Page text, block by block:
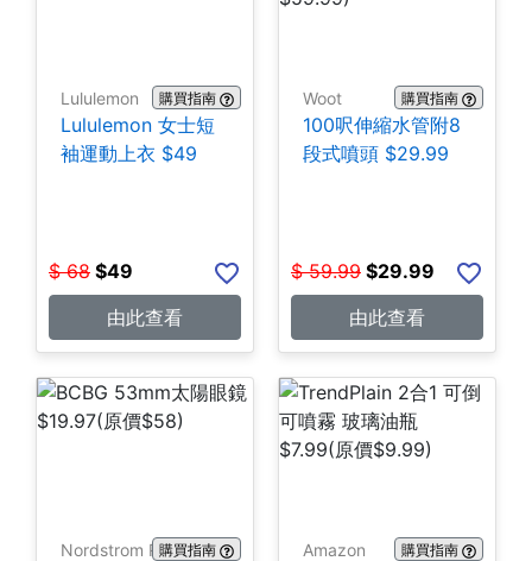
Lululemon 購買指南
Lululemon 女士短
袖運動上衣 $49
$ 68 $49
由此查看
Woot 購買指南
100呎伸縮水管附8
段式噴頭 $29.99
$ 59.99 $29.99
由此查看
Nordstrom Rack購買指南 Amazon 購買指南